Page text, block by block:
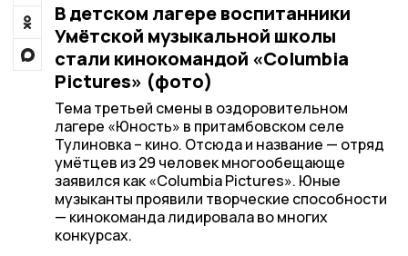
В детском лагере воспитанники
Умётской музыкальной школы
стали кинокомандой «Columbia
Pictures» (фото)
Тема третьей смены в оздоровительном
лагере «Юность» в притамбовском селе
Тулиновка – кино. Отсюда и название — отряд
умётцев из 29 человек многообещающе
заявился как «Columbia Pictures». Юные
музыканты проявили творческие способности
— кинокоманда лидировала во многих
конкурсах.